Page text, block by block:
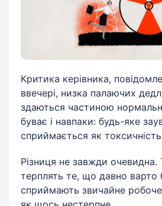
Критика керівника,
ввечері, низка палаючих
здаються частиною
буває і навпаки: будь-яке
сприймається як
Різниця не завжди очевидна.
терплять те, що давно варто
сприймають звичайне